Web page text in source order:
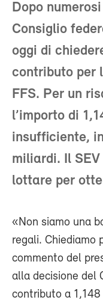
Dopo
Consiglio
oggi di
contributo per
FFS. Per un
l’importo di
insufficiente,
miliardi. Il
lottare per
«Non siamo una
regali. Chiediamo
commento del
alla decisione del
contributo a